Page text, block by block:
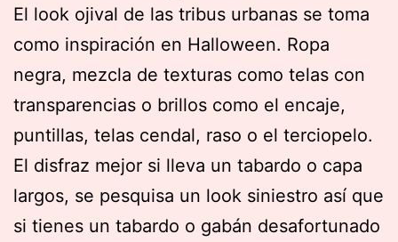
El look ojival de las tribus urbanas se toma
como inspiración en Halloween. Ropa
negra, mezcla de texturas como telas con
transparencias o brillos como el encaje,
puntillas, telas cendal, raso o el terciopelo.
El disfraz mejor si lleva un tabardo o capa
largos, se pesquisa un look siniestro así que
si tienes un tabardo o gabán desafortunado